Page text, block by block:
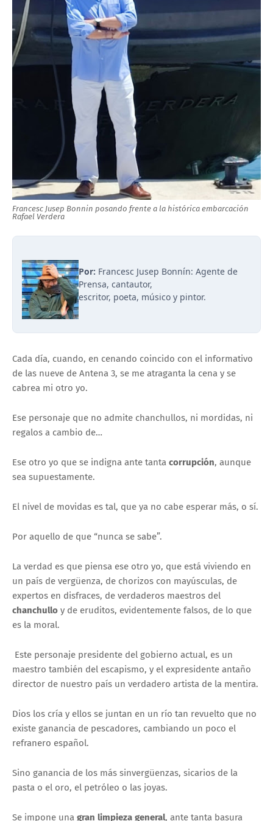
Francesc Jusep Bonnin posando frente a la histórica embarcación
Rafael Verdera
Por: Francesc Jusep Bonnín: Agente de
Prensa, cantautor,
escritor, poeta, músico y pintor.
Cada día, cuando, en cenando coincido con el informativo
de las nueve de Antena 3, se me atraganta la cena y se
cabrea mi otro yo.
Ese personaje que no admite chanchullos, ni mordidas, ni
regalos a cambio de…
Ese otro yo que se indigna ante tanta corrupción, aunque
sea supuestamente.
El nivel de movidas es tal, que ya no cabe esperar más, o sí.
Por aquello de que “nunca se sabe”.
La verdad es que piensa ese otro yo, que está viviendo en
un país de vergüenza, de chorizos con mayúsculas, de
expertos en disfraces, de verdaderos maestros del
chanchullo y de eruditos, evidentemente falsos, de lo que
es la moral.
Este personaje presidente del gobierno actual, es un
maestro también del escapismo, y el expresidente antaño
director de nuestro país un verdadero artista de la mentira.
Dios los cría y ellos se juntan en un río tan revuelto que no
existe ganancia de pescadores, cambiando un poco el
refranero español.
Sino ganancia de los más sinvergüenzas, sicarios de la
pasta o el oro, el petróleo o las joyas.
Se impone una gran limpieza general, ante tanta basura